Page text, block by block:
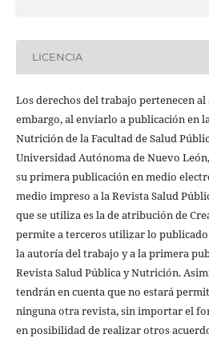
LICENCIA
Los derechos del trabajo pertenecen
embargo, al enviarlo a publicación en
Nutrición de la Facultad de Salud
Universidad Autónoma de Nuevo
su primera publicación en medio
medio impreso a la Revista Salud
que se utiliza es la de atribución de
permite a terceros utilizar lo
la autoría del trabajo y a la primera
Revista Salud Pública y Nutrición.
tendrán en cuenta que no estará
ninguna otra revista, sin importar el
en posibilidad de realizar otros